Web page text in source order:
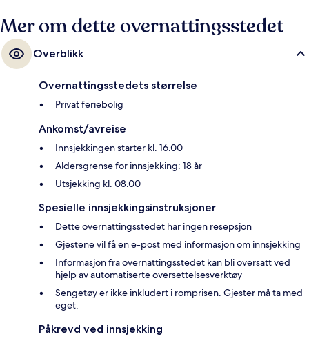
Mer om dette overnattingsstedet
Overblikk
Overnattingsstedets størrelse
Privat feriebolig
Ankomst/avreise
Innsjekkingen starter kl. 16.00
Aldersgrense for innsjekking: 18 år
Utsjekking kl. 08.00
Spesielle innsjekkingsinstruksjoner
Dette overnattingsstedet har ingen resepsjon
Gjestene vil få en e-post med informasjon om innsjekking
Informasjon fra overnattingsstedet kan bli oversatt ved
hjelp av automatiserte oversettelsesverktøy
Sengetøy er ikke inkludert i romprisen. Gjester må ta med
eget.
Påkrevd ved innsjekking